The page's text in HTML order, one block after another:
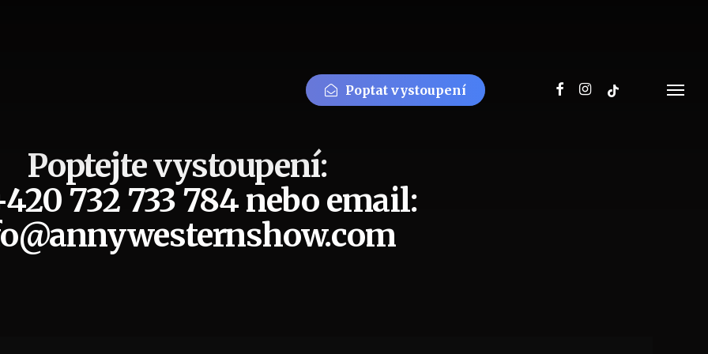
Poptat vystoupení facebook
instagram
tiktok
Menu
Poptejte vystoupení:
732 733 784 nebo email: